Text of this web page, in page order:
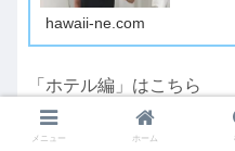
り旅の詳
hawaii-ne.com
「ホテル編」はこちら
メニュー ホーム